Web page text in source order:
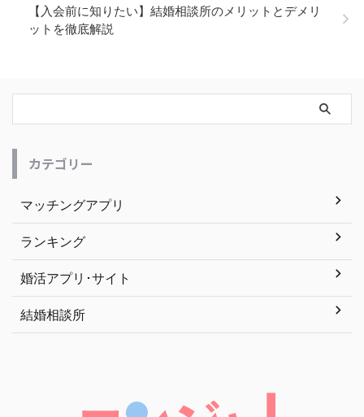
【入会前に知りたい】結婚相談所のメリットとデメリ
ットを徹底解説
カテゴリー
マッチングアプリ
ランキング
婚活アプリ･サイト
結婚相談所